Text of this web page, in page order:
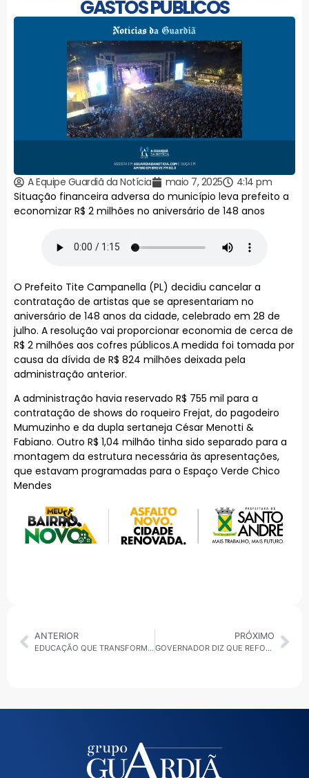
GASTOS PÚBLICOS
A Equipe Guardiã da Notícia maio 7, 2025
4:14 pm
Situação financeira adversa do município leva prefeito a
economizar R$ 2 milhões no aniversário de 148 anos
O Prefeito Tite Campanella (PL) decidiu cancelar a
contratação de artistas que se apresentariam no
aniversário de 148 anos da cidade, celebrado em 28 de
julho. A resolução vai proporcionar economia de cerca de
R$ 2 milhões aos cofres públicos.A medida foi tomada por
causa da dívida de R$ 824 milhões deixada pela
administração anterior.
A administração havia reservado R$ 755 mil para a
contratação de shows do roqueiro Frejat, do pagodeiro
Mumuzinho e da dupla sertaneja César Menotti &
Fabiano. Outro R$ 1,04 milhão tinha sido separado para a
montagem da estrutura necessária às apresentações,
que estavam programadas para o Espaço Verde Chico
Mendes
ANTERIOR
EDUCAÇÃO QUE TRANSFORMA 07/05/2025: SP TECH SCHOOL | FACULDADE REFERÊNCIA EM ENSINO DE TECNOLOGIA
PRÓXIMO
GOVERNADOR DIZ QUE REFORMA DA POLÍCIA CIVIL AINDA ESTÁ EM DEBATE | PROPOSTA ADMINISTRATIVA SEGUE EM DISCUSSÃO COM A CATEGORIA